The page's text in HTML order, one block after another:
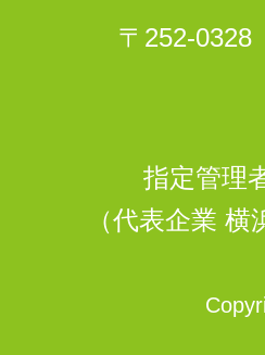
〒252-
指定管理
（代表企業